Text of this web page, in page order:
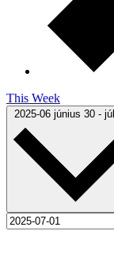
This Week
2025-06 június 30 -